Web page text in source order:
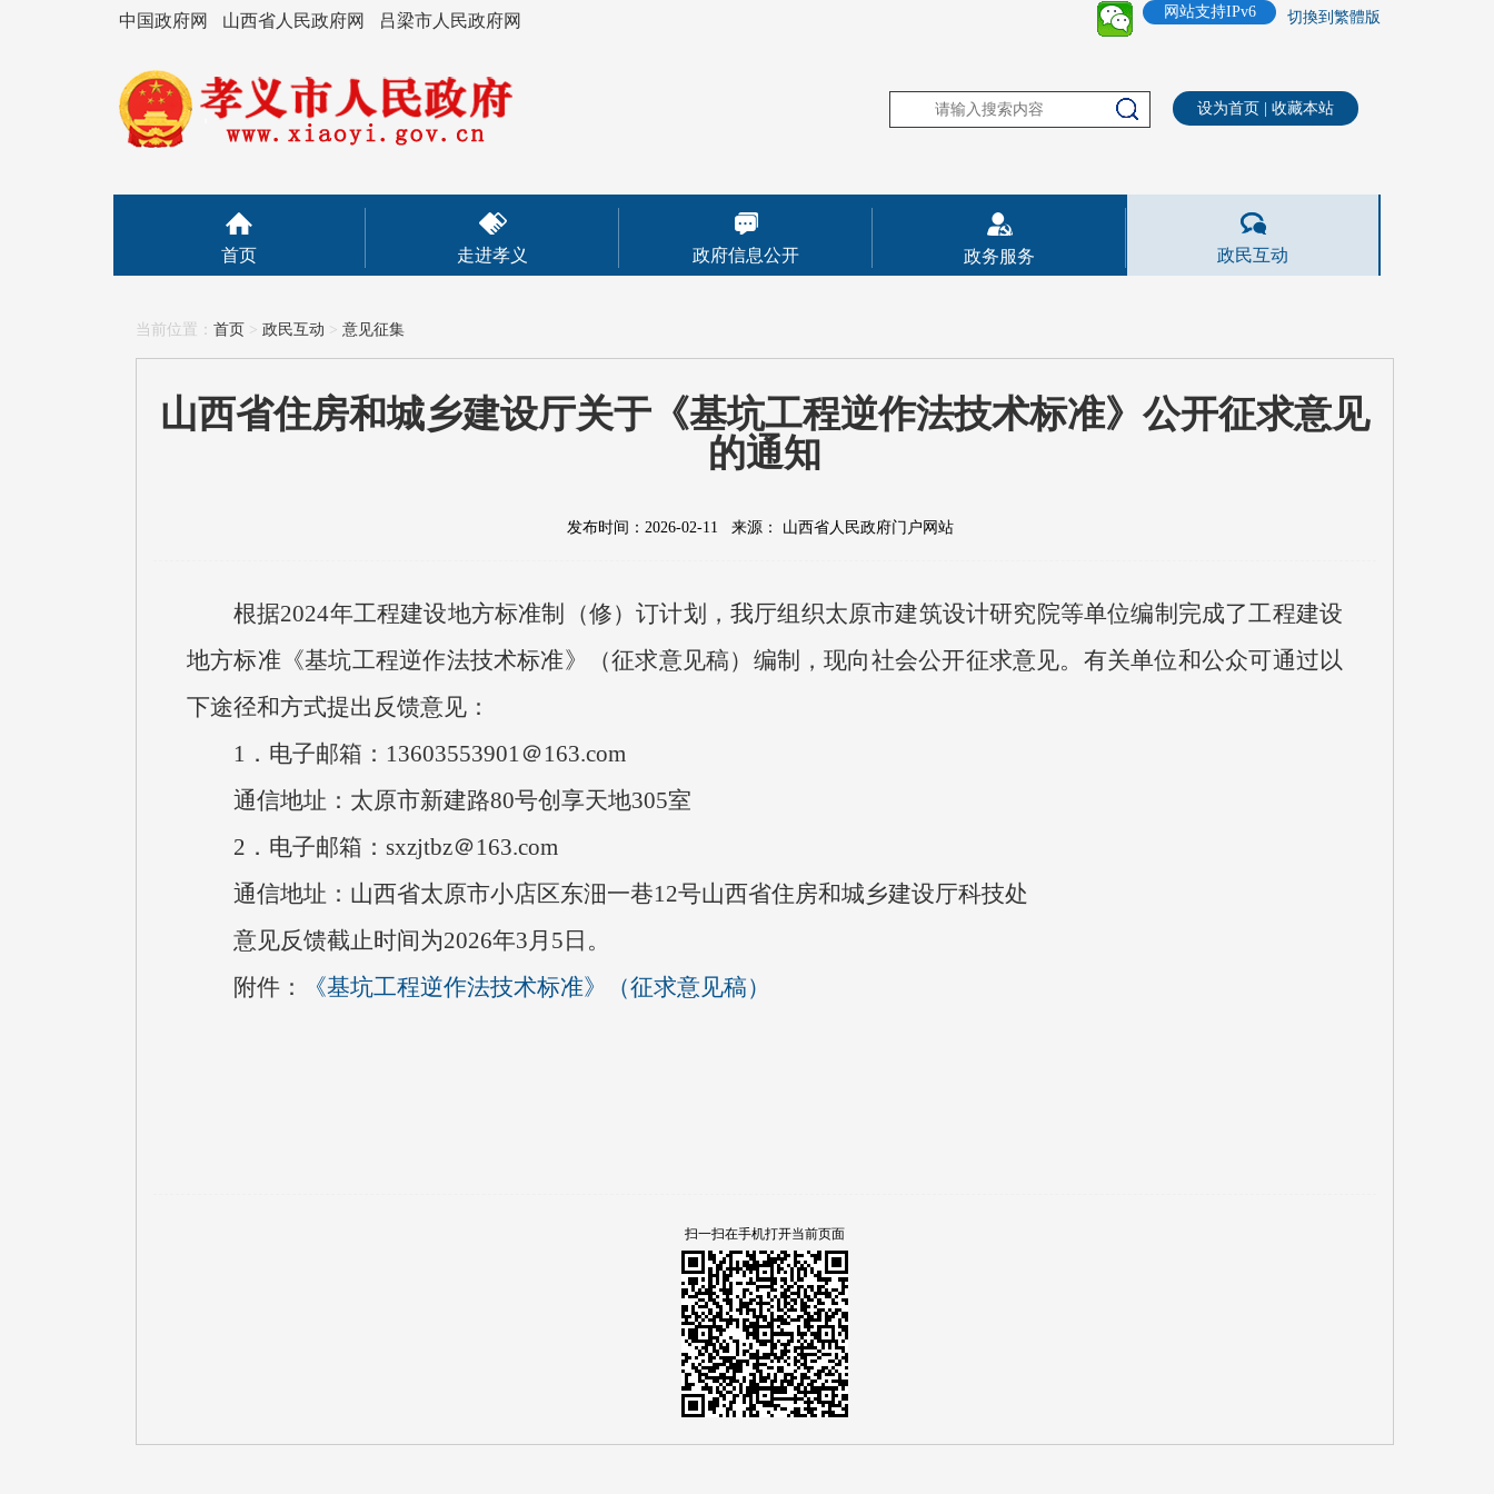
中国政府网 山西省人民政府网 吕梁市人民政府网 切換到繁體版
网站支持IPv6
设为首页 收藏本站
首页 走进孝义 政府信息公开 政务服务 政民互动
当前位置： 首页 > 政民互动 > 意见征集
山西省住房和城乡建设厅关于《基坑工程逆作法技术标准》公开征求意见
的通知
发布时间：2026-02-11 来源： 山西省人民政府门户网站
根据2024年工程建设地方标准制（修）订计划 ，我厅组织太原市建筑设计研究院等单位编制完成了工程建设
地方标准《基坑工程逆作法技术标准》（征求意见稿） 编制，现向社会公开征求意见。有关单位和公众可通过以
下途径和方式提出反馈意见：
1． 电子邮箱：13603553901＠163.com
通信地址：太原市新建路80号创享天地305室
2．电子邮箱：sxzjtbz＠163.com
通信地址：山西省太原市小店区东沺一巷12号山西省住房和城乡建设厅科技处
意见反馈截止时间为2026年3月5日。
附件：
《基坑工程逆作法技术标准》（征求意见稿）
扫一扫在手机打开当前页面